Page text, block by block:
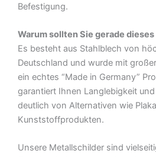
Befestigung.
Warum sollten Sie gerade
Es besteht aus Stahlblech von
Deutschland und wurde mit
ein echtes “Made in Germany”
garantiert Ihnen Langlebigkeit
deutlich von Alternativen wie
Kunststoffprodukten.
Unsere Metallschilder sind